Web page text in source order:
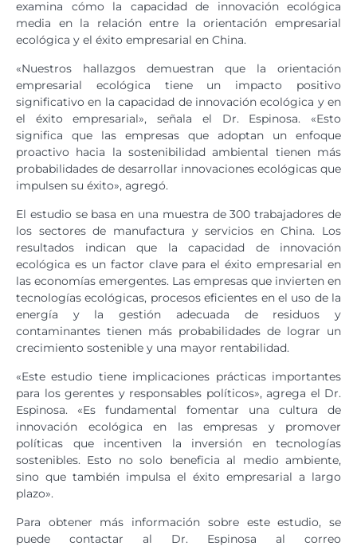
examina cómo la capacidad de innovación ecológica
media en la relación entre la orientación empresarial
ecológica y el éxito empresarial en China.
«Nuestros hallazgos demuestran que la orientación
empresarial ecológica tiene un impacto positivo
significativo en la capacidad de innovación ecológica y en
el éxito empresarial», señala el Dr. Espinosa. «Esto
significa que las empresas que adoptan un enfoque
proactivo hacia la sostenibilidad ambiental tienen más
probabilidades de desarrollar innovaciones ecológicas que
impulsen su éxito», agregó.
El estudio se basa en una muestra de 300 trabajadores de
los sectores de manufactura y servicios en China. Los
resultados indican que la capacidad de innovación
ecológica es un factor clave para el éxito empresarial en
las economías emergentes. Las empresas que invierten en
tecnologías ecológicas, procesos eficientes en el uso de la
energía y la gestión adecuada de residuos y
contaminantes tienen más probabilidades de lograr un
crecimiento sostenible y una mayor rentabilidad.
«Este estudio tiene implicaciones prácticas importantes
para los gerentes y responsables políticos», agrega el Dr.
Espinosa. «Es fundamental fomentar una cultura de
innovación ecológica en las empresas y promover
políticas que incentiven la inversión en tecnologías
sostenibles. Esto no solo beneficia al medio ambiente,
sino que también impulsa el éxito empresarial a largo
plazo».
Para obtener más información sobre este estudio, se
puede contactar al Dr. Espinosa al correo